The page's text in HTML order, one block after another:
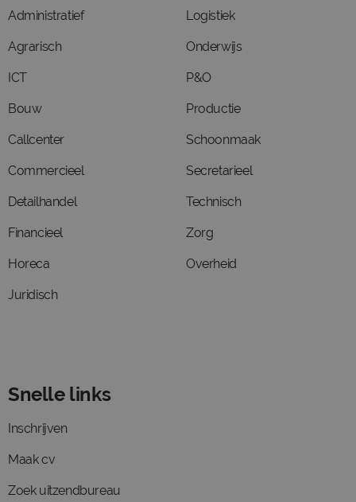
Administratief
Agrarisch
ICT
Bouw
Callcenter
Commercieel
Detailhandel
Financieel
Horeca
Juridisch
Logistiek
Onderwijs
P&O
Productie
Schoonmaak
Secretarieel
Technisch
Zorg
Overheid
Snelle links
Inschrijven
Maak cv
Zoek uitzendbureau